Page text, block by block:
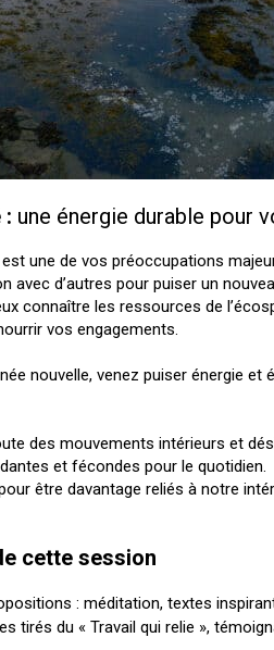
: une énergie durable pour
une de vos préoccupations
avec d’autres pour puiser un
connaître les ressources de
vos engagements.
nouvelle, venez puiser énergie
des mouvements intérieurs et
et fécondes pour le quotidien.
être davantage reliés à notre
cette session
: méditation, textes
tirés du « Travail qui relie »,